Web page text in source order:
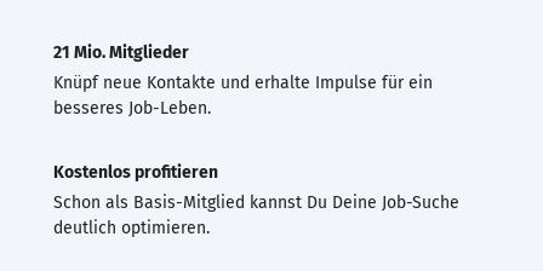
21 Mio. Mitglieder
Knüpf neue Kontakte und erhalte Impulse für ein
besseres Job-Leben.
Kostenlos profitieren
Schon als Basis-Mitglied kannst Du Deine Job-Suche
deutlich optimieren.